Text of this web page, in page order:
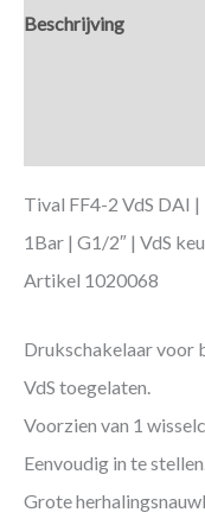
Beschrijving
Tival FF4-2 VdS DAI
1Bar | G1/2″ | VdS
Artikel 1020068
Drukschakelaar voor
VdS toegelaten.
Voorzien van 1
Eenvoudig in te stellen.
Grote